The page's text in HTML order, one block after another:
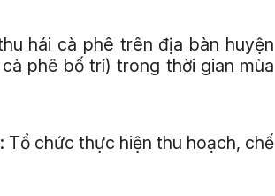
hái cà phê trên địa bàn huyện
phê bố trí) trong thời gian mùa
Tổ chức thực hiện thu hoạch, chế